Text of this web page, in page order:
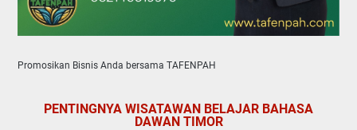
Promosikan Bisnis Anda bersama TAFENPAH
PENTINGNYA WISATAWAN BELAJAR BAHASA
DAWAN TIMOR